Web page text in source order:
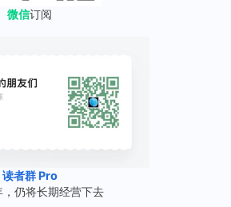
微信订阅
读者群 Pro
仍将长期经营下去